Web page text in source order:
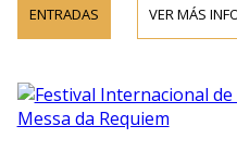
ENTRADAS VER MÁS